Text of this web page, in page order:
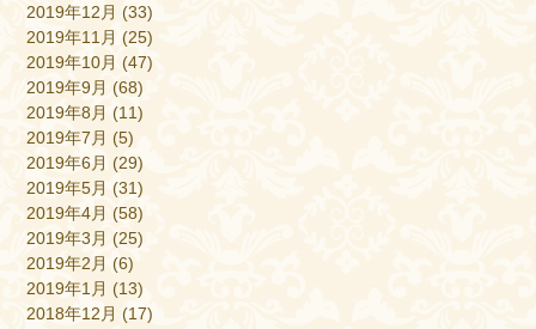
2019年12月 (33)
2019年11月 (25)
2019年10月 (47)
2019年9月 (68)
2019年8月 (11)
2019年7月 (5)
2019年6月 (29)
2019年5月 (31)
2019年4月 (58)
2019年3月 (25)
2019年2月 (6)
2019年1月 (13)
2018年12月 (17)